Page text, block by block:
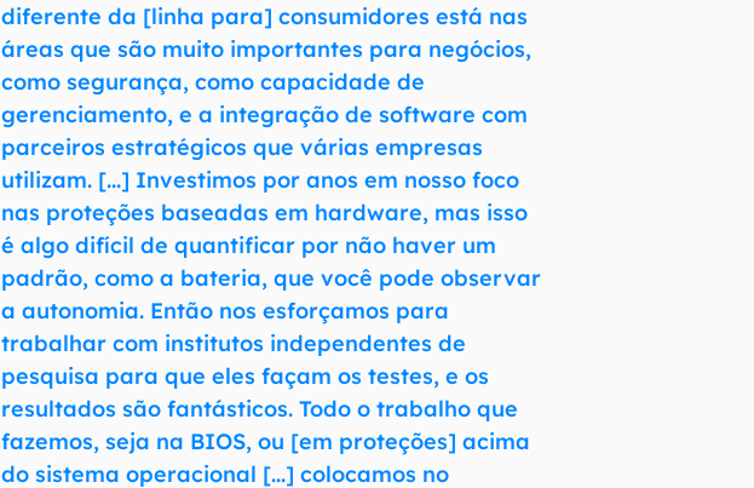
diferente da [linha para] consumidores está nas
áreas que são muito importantes para negócios,
como segurança, como capacidade de
gerenciamento, e a integração de software com
parceiros estratégicos que várias empresas
utilizam. [...] Investimos por anos em nosso foco
nas proteções baseadas em hardware, mas isso
é algo difícil de quantificar por não haver um
padrão, como a bateria, que você pode observar
a autonomia. Então nos esforçamos para
trabalhar com institutos independentes de
pesquisa para que eles façam os testes, e os
resultados são fantásticos. Todo o trabalho que
fazemos, seja na BIOS, ou [em proteções] acima
do sistema operacional [...] colocamos no